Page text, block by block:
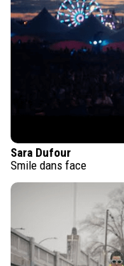
Sara Dufour
Smile dans face